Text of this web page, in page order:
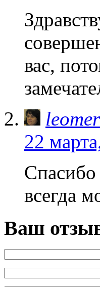
вас,
22
всегда
Ваш